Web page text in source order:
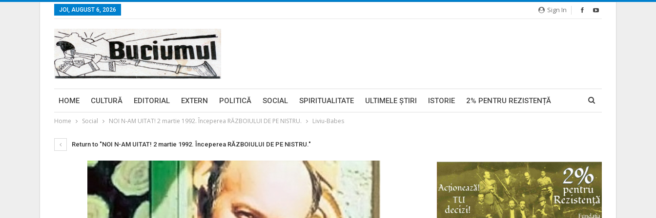
Sign In
JOI, AUGUST 6, 2026
HOME CULTURĂ EDITORIAL EXTERN POLITICĂ SOCIAL SPIRITUALITATE ULTIMELE ŞTIRI ISTORIE 2% PENTRU REZISTENȚĂ
Home Social NOI N-AM UITAT! 2 martie 1992. Începerea RĂZBOIULUI DE PE NISTRU. Liviu-Babes
Return to "NOI N-AM UITAT! 2 martie 1992. Începerea RĂZBOIULUI DE PE NISTRU."